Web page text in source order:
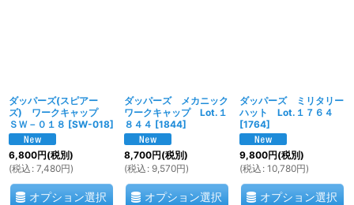
ダッパーズ(スピアー
ズ) ワークキャップ
ＳＷ－０１８ [SW-018]
6,800円(税別)
(税込 : 7,480円)
オプション選択
ダッパーズ メカニック
ワークキャップ Lot.１
８４４ [1844]
8,700円(税別)
(税込 : 9,570円)
オプション選択
ダッパーズ ミリタリー
ハット Lot.１７６４
[1764]
9,800円(税別)
(税込 : 10,780円)
オプション選択